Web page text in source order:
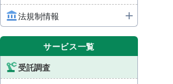
法規制情報
サービス一覧
受託調査